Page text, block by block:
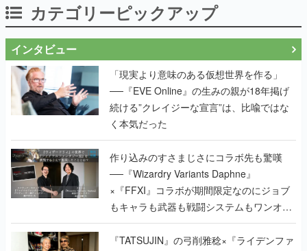
カテゴリーピックアップ
インタビュー
「現実より意味のある仮想世界を作る」
──『EVE Online』の生みの親が18年掲げ
続ける”クレイジーな宣言”は、比喩ではな
く本気だった
作り込みのすさまじさにコラボ先も驚嘆
──『Wizardry Variants Daphne』
×『FFXI』コラボが期間限定なのにジョブ
もキャラも武器も戦闘システムもワンオフ
で作り込まれた理由を両ディレクターに聞
く
『TATSUJIN』の弓削雅稔×『ライデンファ